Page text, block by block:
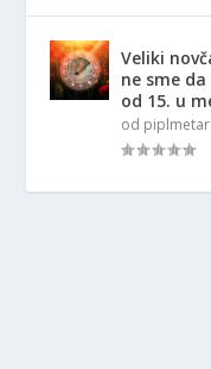
Veliki
ne sme
od 15. u
od piplmetar